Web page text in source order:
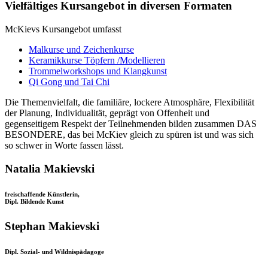
Vielfältiges Kursangebot in diversen Formaten
McKievs Kursangebot umfasst
Malkurse und Zeichenkurse
Keramikkurse Töpfern /Modellieren
Trommelworkshops und Klangkunst
Qi Gong und Tai Chi
Die Themenvielfalt, die familiäre, lockere Atmosphäre, Flexibilität
der Planung, Individualität, geprägt von Offenheit und
gegenseitigem Respekt der Teilnehmenden bilden zusammen DAS
BESONDERE, das bei McKiev gleich zu spüren ist und was sich
so schwer in Worte fassen lässt.
Natalia Makievski
freischaffende Künstlerin,
Dipl. Bildende Kunst
Stephan Makievski
Dipl. Sozial- und Wildnispädagoge